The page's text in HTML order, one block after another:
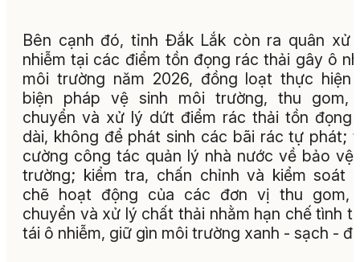
Bên cạnh đó, tỉnh Đắk Lắk còn ra quân xử
nhiễm tại các điểm tồn đọng rác thải gây ô
môi trường năm 2026, đồng loạt thực hiện
biện pháp vệ sinh môi trường, thu gom,
chuyển và xử lý dứt điểm rác thải tồn đọng
dài, không để phát sinh các bãi rác tự phát;
cường công tác quản lý nhà nước về bảo vệ
trường; kiểm tra, chấn chỉnh và kiểm soát
chẽ hoạt động của các đơn vị thu gom,
chuyển và xử lý chất thải nhằm hạn chế tình
tái ô nhiễm, giữ gìn môi trường xanh - sạch -